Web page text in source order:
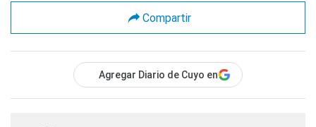
Compartir
Agregar Diario de Cuyo en